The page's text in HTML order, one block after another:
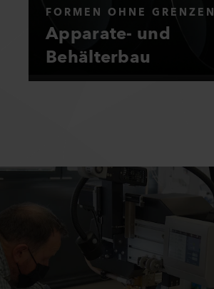
FORMEN OHNE GRENZEN
Apparate- und
Behälterbau